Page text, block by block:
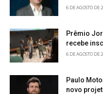
6 DE AGOSTO DE
Prêmio
recebe
6 DE AGOSTO DE
Paulo
novo